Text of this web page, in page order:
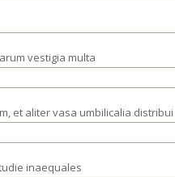
vestigia multa
et aliter vasa umbilicalia distribui
inaequales